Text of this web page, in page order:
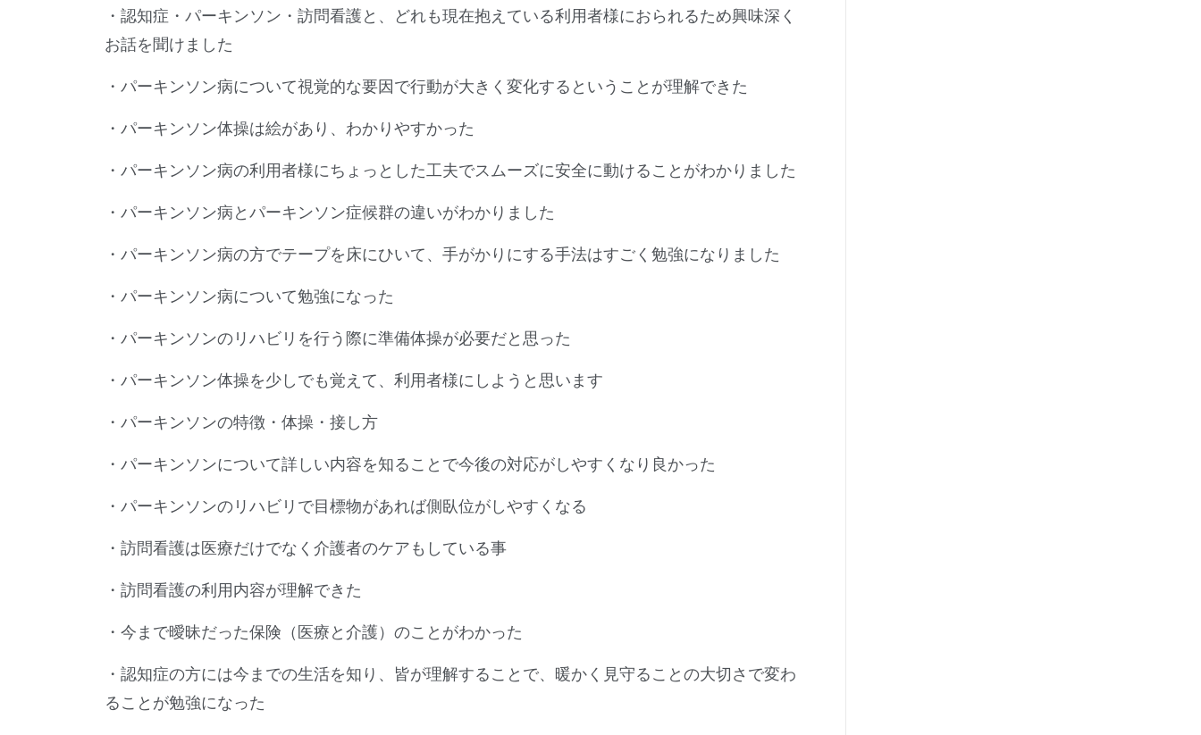
・認知症・パーキンソン・訪問看護と、どれも現在抱えている利用者様におられるため興味深く
お話を聞けました
・パーキンソン病について視覚的な要因で行動が大きく変化するということが理解できた
・パーキンソン体操は絵があり、わかりやすかった
・パーキンソン病の利用者様にちょっとした工夫でスムーズに安全に動けることがわかりました
・パーキンソン病とパーキンソン症候群の違いがわかりました
・パーキンソン病の方でテープを床にひいて、手がかりにする手法はすごく勉強になりました
・パーキンソン病について勉強になった
・パーキンソンのリハビリを行う際に準備体操が必要だと思った
・パーキンソン体操を少しでも覚えて、利用者様にしようと思います
・パーキンソンの特徴・体操・接し方
・パーキンソンについて詳しい内容を知ることで今後の対応がしやすくなり良かった
・パーキンソンのリハビリで目標物があれば側臥位がしやすくなる
・訪問看護は医療だけでなく介護者のケアもしている事
・訪問看護の利用内容が理解できた
・今まで曖昧だった保険（医療と介護）のことがわかった
・認知症の方には今までの生活を知り、皆が理解することで、暖かく見守ることの大切さで変わ
ることが勉強になった